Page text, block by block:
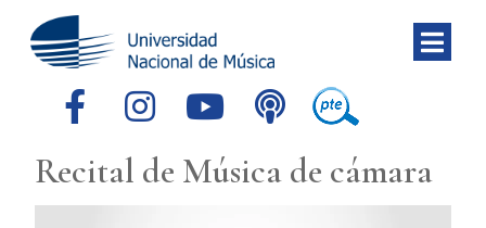
Recital de Música de cámara